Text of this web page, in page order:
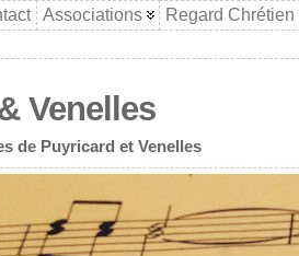
Associations
Regard Chrétien
Venelles
de Puyricard et Venelles